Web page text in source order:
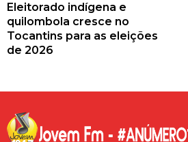
Eleitorado indígena e
quilombola cresce no
Tocantins para as eleições
de 2026